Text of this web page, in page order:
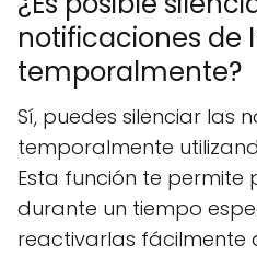
notificaciones de
temporalmente?
Sí, puedes silenciar las
temporalmente
Esta función te permite
durante un tiempo
reactivarlas fácilmente